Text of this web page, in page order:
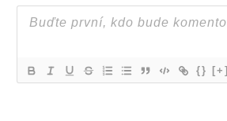
{} [+]